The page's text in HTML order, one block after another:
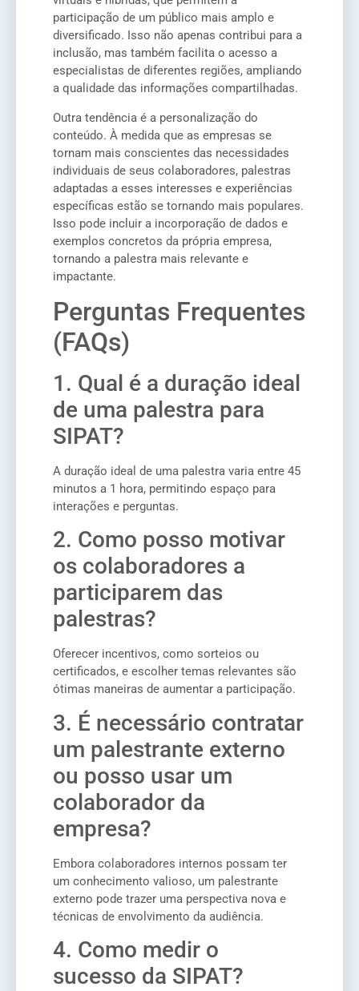
participação de um público mais amplo e
diversificado. Isso não apenas contribui para a
inclusão, mas também facilita o acesso a
especialistas de diferentes regiões, ampliando
a qualidade das informações compartilhadas.
Outra tendência é a personalização do
conteúdo. À medida que as empresas se
tornam mais conscientes das necessidades
individuais de seus colaboradores, palestras
adaptadas a esses interesses e experiências
específicas estão se tornando mais populares.
Isso pode incluir a incorporação de dados e
exemplos concretos da própria empresa,
tornando a palestra mais relevante e
impactante.
Perguntas Frequentes
(FAQs)
1. Qual é a duração ideal
de uma palestra para
SIPAT?
A duração ideal de uma palestra varia entre 45
minutos a 1 hora, permitindo espaço para
interações e perguntas.
2. Como posso motivar
os colaboradores a
participarem das
palestras?
Oferecer incentivos, como sorteios ou
certificados, e escolher temas relevantes são
ótimas maneiras de aumentar a participação.
3. É necessário contratar
um palestrante externo
ou posso usar um
colaborador da
empresa?
Embora colaboradores internos possam ter
um conhecimento valioso, um palestrante
externo pode trazer uma perspectiva nova e
técnicas de envolvimento da audiência.
4. Como medir o
sucesso da SIPAT?